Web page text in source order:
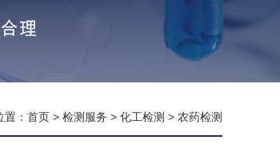
： 首页 > 检测服务 > 化工检测 > 农药检测